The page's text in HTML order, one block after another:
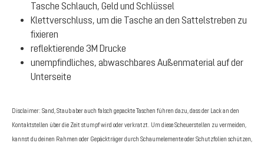
Tasche Schlauch, Geld und Schlüssel
Klettverschluss, um die Tasche an den Sattelstreben zu
fixieren
reflektierende 3M Drucke
unempfindliches, abwaschbares Außenmaterial auf der
Unterseite
Disclaimer: Sand, Staub aber auch falsch gepackte Taschen führen dazu, dass der Lack an den
Kontaktstellen über die Zeit stumpf wird oder verkratzt. Um diese Scheuerstellen zu vermeiden,
kannst du deinen Rahmen oder Gepäckträger durch Schaumelemente oder Schutzfolien schützen,